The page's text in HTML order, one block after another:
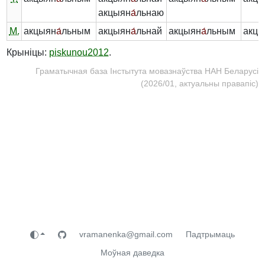
акцыяна́льнаю
М. акцыяна́льным акцыяна́льнай акцыяна́льным
Крыніцы: piskunou2012.
Граматычная база Інстытута мовазнаўства НАН Беларусі
(2026/01, актуальны правапіс)
vramanenka@gmail.com
Падтрымаць
Моўная даведка